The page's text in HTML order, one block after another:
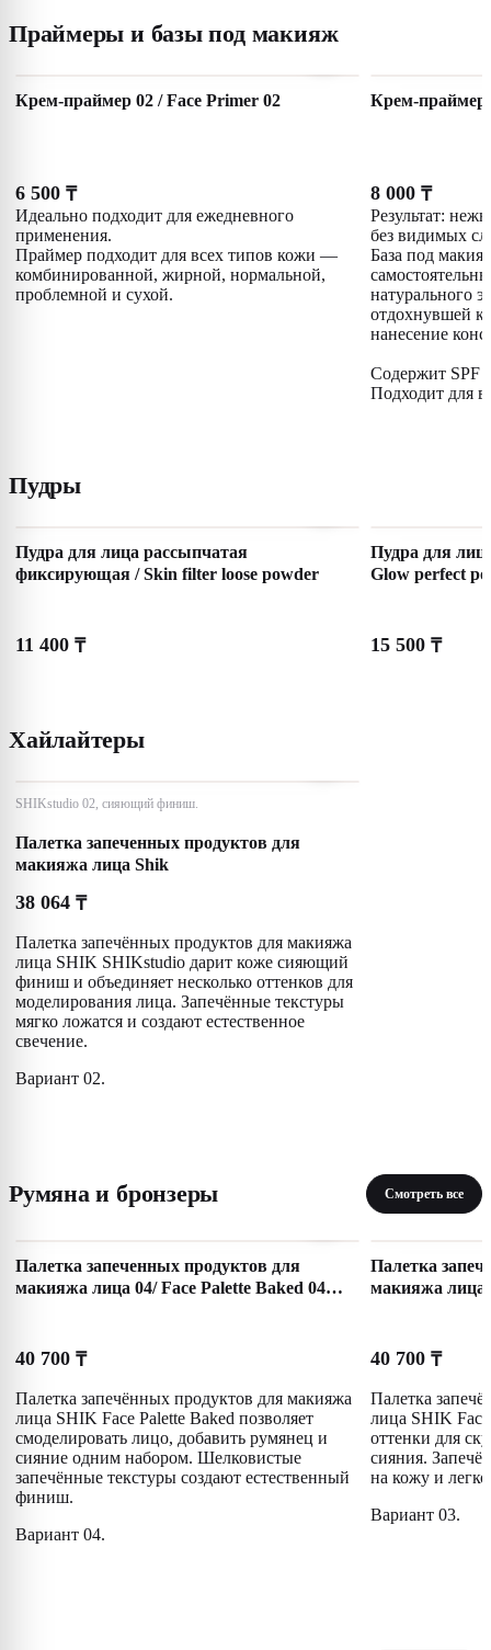
Праймеры и базы под макияж
Крем-праймер 02 / Face Primer 02
6 500 ₸
Идеально подходит для ежедневного
применения.
Праймер подходит для всех типов кожи —
комбинированной, жирной, нормальной,
проблемной и сухой.
Крем-праймер
8 000 ₸
Результат:
без видимых
База под
натурального
отдохнувшей
нанесение
Содержит SPF
Подходит для
Пудры
Пудра для лица рассыпчатая
фиксирующая / Skin filter loose powder
11 400 ₸
Пудра для
Glow perfect
15 500 ₸
Хайлайтеры
SHIKstudio 02, сияющий финиш.
Палетка запеченных продуктов для
макияжа лица Shik
38 064 ₸
Палетка запечённых продуктов для макияжа
лица SHIK SHIKstudio дарит коже сияющий
финиш и объединяет несколько оттенков для
моделирования лица. Запечённые текстуры
мягко ложатся и создают естественное
свечение.
Вариант 02.
Румяна и бронзеры Смотреть все
Палетка запеченных продуктов для
макияжа лица 04/ Face Palette Baked 04
40 700 ₸
Палетка запечённых продуктов для макияжа
лица SHIK Face Palette Baked позволяет
смоделировать лицо, добавить румянец и
сияние одним набором. Шелковистые
запечённые текстуры создают естественный
финиш.
Вариант 04.
Палетка
макияжа лица
40 700 ₸
Палетка
лица SHIK
оттенки для
сияния.
на кожу и
Вариант 03.